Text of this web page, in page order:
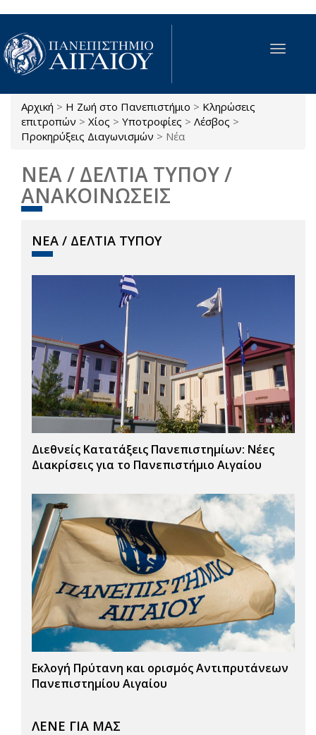
Παράκαμψη προς το κυρίως περιεχόμενο
Toggle
Είστε εδώ
Αρχική > Η Ζωή στο Πανεπιστήμιο > Κληρώσεις
επιτροπών > Χίος > Υποτροφίες > Λέσβος >
Προκηρύξεις Διαγωνισμών > Νέα
ΝΕΑ / ΔΕΛΤΙΑ ΤΥΠΟΥ /
ΑΝΑΚΟΙΝΩΣΕΙΣ
ΝΕΑ / ΔΕΛΤΙΑ ΤΥΠΟΥ
Διεθνείς Κατατάξεις Πανεπιστημίων: Νέες
Διακρίσεις για το Πανεπιστήμιο Αιγαίου
Εκλογή Πρύτανη και ορισμός Αντιπρυτάνεων
Πανεπιστημίου Αιγαίου
ΛΕΝΕ ΓΙΑ ΜΑΣ